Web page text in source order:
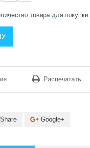
товара для покупки:
Распечатать
Google+